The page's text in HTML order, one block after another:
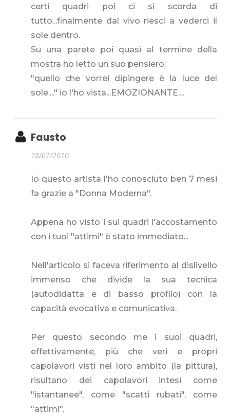
certi quadri poi ci si scorda di
tutto...finalmente dal vivo riesci a vederci il
sole dentro.
Su una parete poi quasi al termine della
mostra ho letto un suo pensiero:
"quello che vorrei dipingere è la luce del
sole...." io l'ho vista...EMOZIONANTE....
Fausto
18/01/2010
Io questo artista l'ho conosciuto ben 7 mesi
fa grazie a "Donna Moderna".
Appena ho visto i sui quadri l'accostamento
con i tuoi "attimi" è stato immediato...
Nell'articolo si faceva riferimento al dislivello
immenso che divide la sua tecnica
(autodidatta e di basso profilo) con la
capacità evocativa e comunicativa.
Per questo secondo me i suoi quadri,
effettivamente, più che veri e propri
capolavori visti nel loro ambito (la pittura),
risultano dei capolavori intesi come
"istantanee", come "scatti rubati", come
"attimi".